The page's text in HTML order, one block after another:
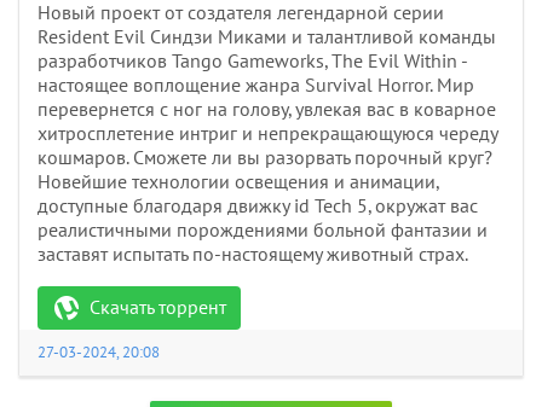
Новый проект от создателя легендарной серии
Resident Evil Синдзи Миками и талантливой команды
разработчиков Tango Gameworks, The Evil Within -
настоящее воплощение жанра Survival Horror. Мир
перевернется с ног на голову, увлекая вас в коварное
хитросплетение интриг и непрекращающуюся череду
кошмаров. Сможете ли вы разорвать порочный круг?
Новейшие технологии освещения и анимации,
доступные благодаря движку id Tech 5, окружат вас
реалистичными порождениями больной фантазии и
заставят испытать по-настоящему животный страх.
Скачать торрент
27-03-2024, 20:08